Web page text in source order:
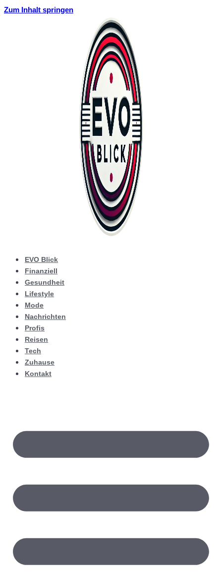
Zum Inhalt springen
EVO Blick
Finanziell
Gesundheit
Lifestyle
Mode
Nachrichten
Profis
Reisen
Tech
Zuhause
Kontakt